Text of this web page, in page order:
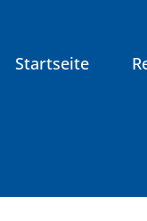
Startseite